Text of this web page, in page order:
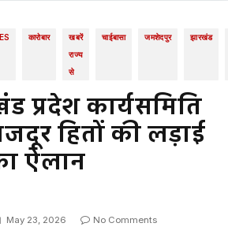
कारोबार
खबरें
राज्य
से
चाईबासा जमशेदपुर झारखंड
प्रदेश कार्यसमिति
हितों की लड़ाई
ऐलान
May 23, 2026 No Comments